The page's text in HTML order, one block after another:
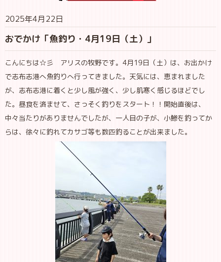
2025年4月22日
おでかけ「魚釣り・4月19日（土）」
こんにちは☆彡 アリスの牧野です。4月19日（土）は、お出かけ
で志布志港へ魚釣りへ行ってきました。天気には、恵まれました
が、志布志港に着くと少し風が強く、少し肌寒く感じるほどでし
た。昼食を済ませて、さっそく釣りをスタート！！開始直後は、
中々当たりがありませんでしたが、一人目の子が、小鯵を釣ってか
らは、徐々に釣れてカサゴ等も数匹釣ることが出来ました。